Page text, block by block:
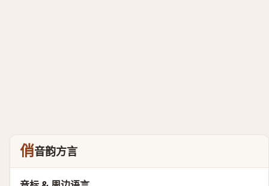
俏音韵方言